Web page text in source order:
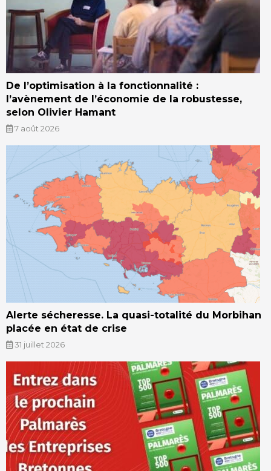
De l’optimisation à la fonctionnalité :
l’avènement de l’économie de la robustesse,
selon Olivier Hamant
7 août 2026
Alerte sécheresse. La quasi-totalité du Morbihan
placée en état de crise
31 juillet 2026